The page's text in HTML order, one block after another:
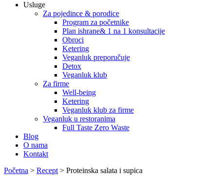
Usluge
Za pojedince & porodice
Program za početnike
Plan ishrane& 1 na 1 konsultacije
Obroci
Ketering
Veganluk preporučuje
Detox
Veganluk klub
Za firme
Well-being
Ketering
Veganluk klub za firme
Veganluk u restoranima
Full Taste Zero Waste
Blog
O nama
Kontakt
Početna > Recept > Proteinska salata i supica